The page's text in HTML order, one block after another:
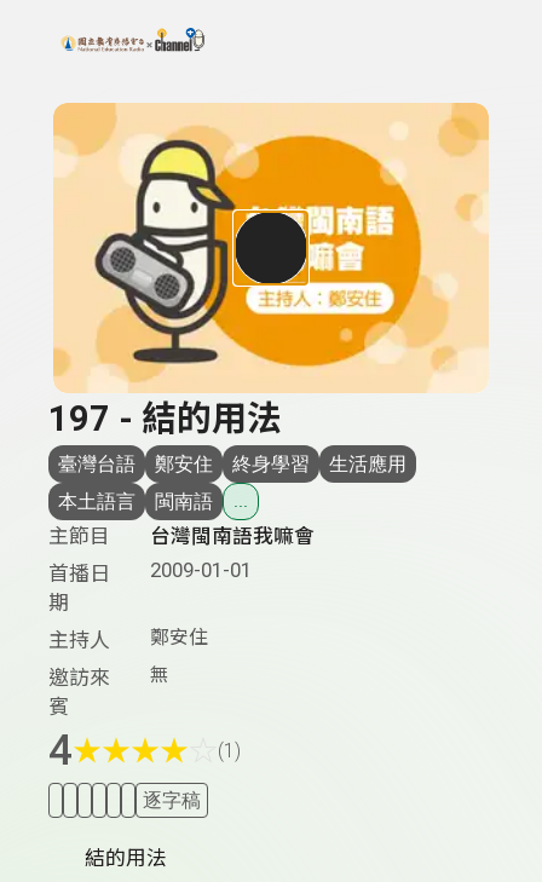
上方功能區塊
搜尋關鍵字：可輸入節目名稱、主持人或關鍵字
197 - 結的用法
臺灣台語 鄭安住 終身學習
生活應用
本土語言
閩南語 ...
主節目
台灣閩南語我嘛會
首播日
期
2009-01-01
主持人 鄭安住
邀訪來
賓
無
4★★★★ (1)
逐字稿
結的用法